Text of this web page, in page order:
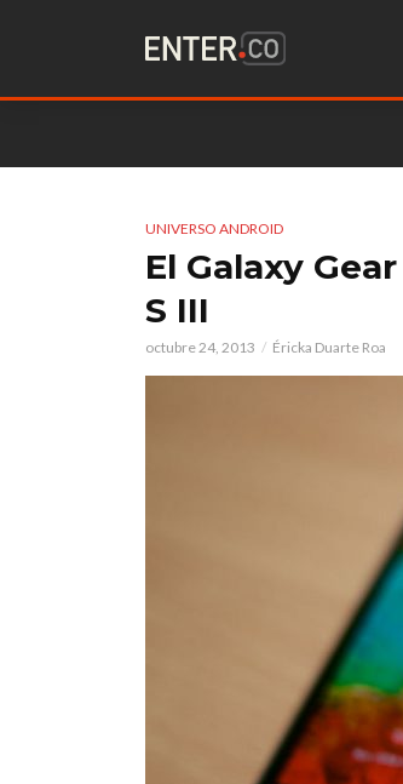
UNIVERSO ANDROID
El Galaxy
S III
octubre 24, 2013 Éricka Duarte Roa